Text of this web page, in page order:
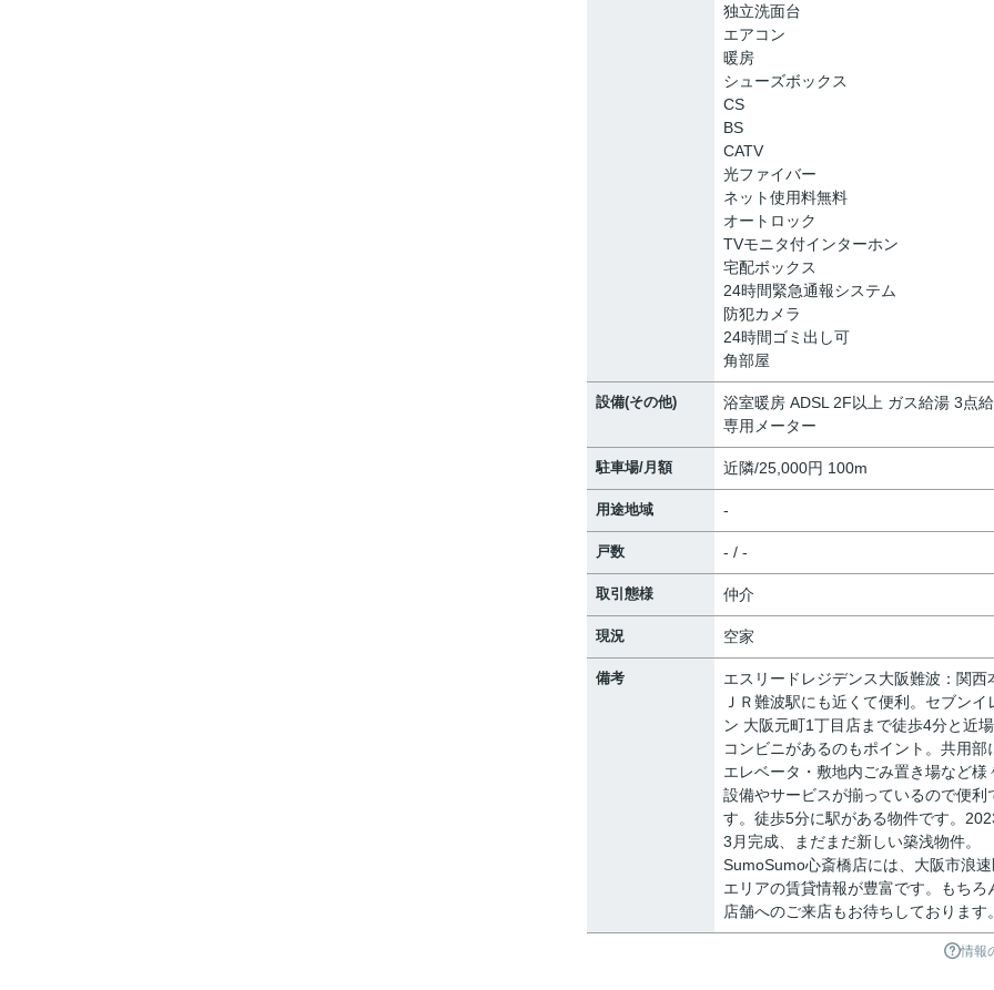
独立洗面台
エアコン
暖房
シューズボックス
CS
BS
CATV
光ファイバー
ネット使用料無料
オートロック
TVモニタ付インターホン
宅配ボックス
24時間緊急通報システム
防犯カメラ
24時間ゴミ出し可
角部屋
設備(その他)
浴室暖房 ADSL 2F以上 ガス給湯 3点
専用メーター
駐車場/月額 近隣/25,000円 100m
用途地域 -
戸数 - / -
取引態様 仲介
現況 空家
備考
エスリードレジデンス大阪難波：関西
ＪＲ難波駅にも近くて便利。セブンイ
ン 大阪元町1丁目店まで徒歩4分と近
コンビニがあるのもポイント。共用部
エレベータ・敷地内ごみ置き場など様
設備やサービスが揃っているので便利
す。徒歩5分に駅がある物件です。
3月完成、まだまだ新しい築浅物件。
SumoSumo心斎橋店には、大阪市浪
エリアの賃貸情報が豊富です。もちろ
店舗へのご来店もお待ちしております。
情報